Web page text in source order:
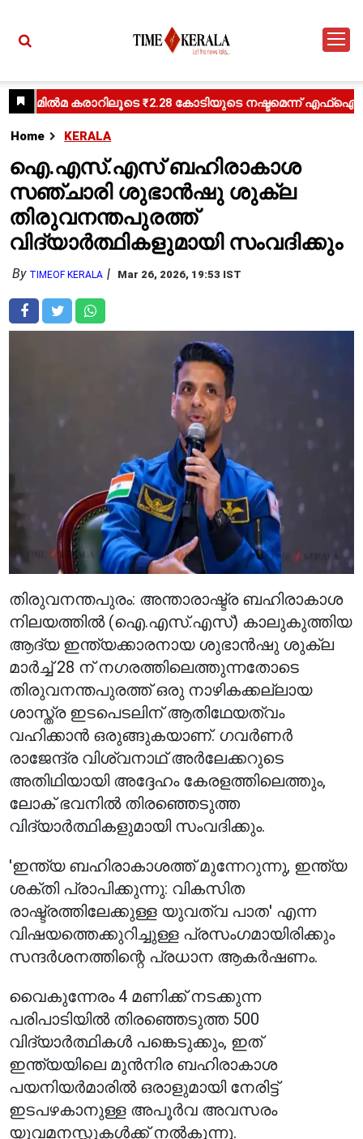
Home KERALA
ഐ.എസ്.എസ് ബഹിരാകാശ
സഞ്ചാരി ശുഭാൻഷു ശുക്ല
തിരുവനന്തപുരത്ത്
വിദ്യാർത്ഥികളുമായി സംവദിക്കും
By TIMEOF KERALA Mar 26, 2026, 19:53 IST
തിരുവനന്തപുരം: അന്താരാഷ്ട്ര ബഹിരാകാശ
നിലയത്തിൽ (ഐ.എസ്.എസ്) കാലുകുത്തിയ
ആദ്യ ഇന്ത്യക്കാരനായ ശുഭാൻഷു ശുക്ല
മാർച്ച് 28 ന് നഗരത്തിലെത്തുന്നതോടെ
തിരുവനന്തപുരത്ത് ഒരു നാഴികക്കല്ലായ
ശാസ്ത്ര ഇടപെടലിന് ആതിഥേയത്വം
വഹിക്കാൻ ഒരുങ്ങുകയാണ്. ഗവർണർ
രാജേന്ദ്ര വിശ്വനാഥ് അർലേക്കറുടെ
അതിഥിയായി അദ്ദേഹം കേരളത്തിലെത്തും,
ലോക് ഭവനിൽ തിരഞ്ഞെടുത്ത
വിദ്യാർത്ഥികളുമായി സംവദിക്കും.
'ഇന്ത്യ ബഹിരാകാശത്ത് മുന്നേറുന്നു, ഇന്ത്യ
ശക്തി പ്രാപിക്കുന്നു: വികസിത
രാഷ്ട്രത്തിലേക്കുള്ള യുവത്വ പാത' എന്ന
വിഷയത്തെക്കുറിച്ചുള്ള പ്രസംഗമായിരിക്കും
സന്ദർശനത്തിന്റെ പ്രധാന ആകർഷണം.
വൈകുന്നേരം 4 മണിക്ക് നടക്കുന്ന
പരിപാടിയിൽ തിരഞ്ഞെടുത്ത 500
വിദ്യാർത്ഥികൾ പങ്കെടുക്കും, ഇത്
ഇന്ത്യയിലെ മുൻനിര ബഹിരാകാശ
പയനിയർമാരിൽ ഒരാളുമായി നേരിട്ട്
ഇടപഴകാനുള്ള അപൂർവ അവസരം
യുവമനസ്സുകൾക്ക് നൽകുന്നു.